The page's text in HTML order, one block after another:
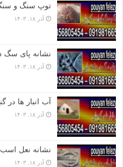
توپ سنگ و سنگ
آذر ۱۸, ۱۴۰۳
نشانه پای سگ
آذر ۱۸, ۱۴۰۳
آب انبار ها در
آذر ۱۸, ۱۴۰۳
نشانه نعل اسب
آذر ۱۸, ۱۴۰۳